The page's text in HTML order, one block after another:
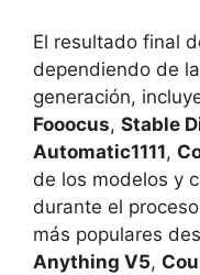
El resultado final
dependiendo de
generación,
Fooocus, Stable
Automatic1111,
de los modelos y
durante el
más populares
Anything V5,